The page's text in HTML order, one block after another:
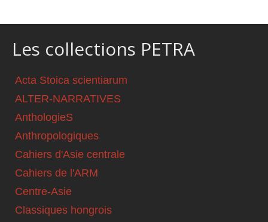
Les collections PETRA
Acta Stoica scientiarum
ALTER-NARRATIVES
AnthologieS
Anthropologiques
Cahiers d'Asie centrale
Cahiers de l'ARM
Centre-Asie
Classiques hongrois